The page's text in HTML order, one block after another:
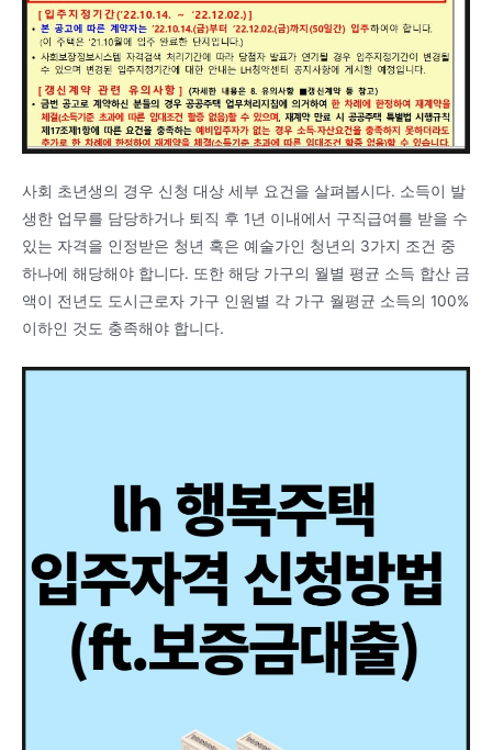
사회 초년생의 경우 신청 대상 세부 요건을 살펴봅시다. 소득이 발
생한 업무를 담당하거나 퇴직 후 1년 이내에서 구직급여를 받을 수
있는 자격을 인정받은 청년 혹은 예술가인 청년의 3가지 조건 중
하나에 해당해야 합니다. 또한 해당 가구의 월별 평균 소득 합산 금
액이 전년도 도시근로자 가구 인원별 각 가구 월평균 소득의 100%
이하인 것도 충족해야 합니다.